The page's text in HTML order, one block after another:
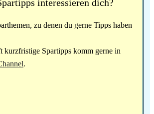
interessieren dich?
zu denen du gerne Tipps haben
kurzfristige Spartipps komm gerne in
.